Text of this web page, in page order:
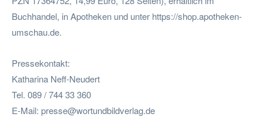
Buchhandel, in Apotheken und unter https://shop.apotheken-
umschau.de.
Pressekontakt:
Katharina Neff-Neudert
Tel. 089 / 744 33 360
E-Mail: presse@wortundbildverlag.de